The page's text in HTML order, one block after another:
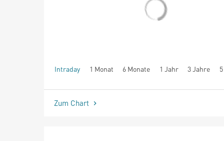
Intraday 1 Monat 6 Monate 1 Jahr 3 Jahre
seit Beginn
Zum Chart